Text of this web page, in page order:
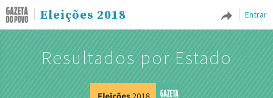
Entrar
Eleições 2018
Resultados por Estado